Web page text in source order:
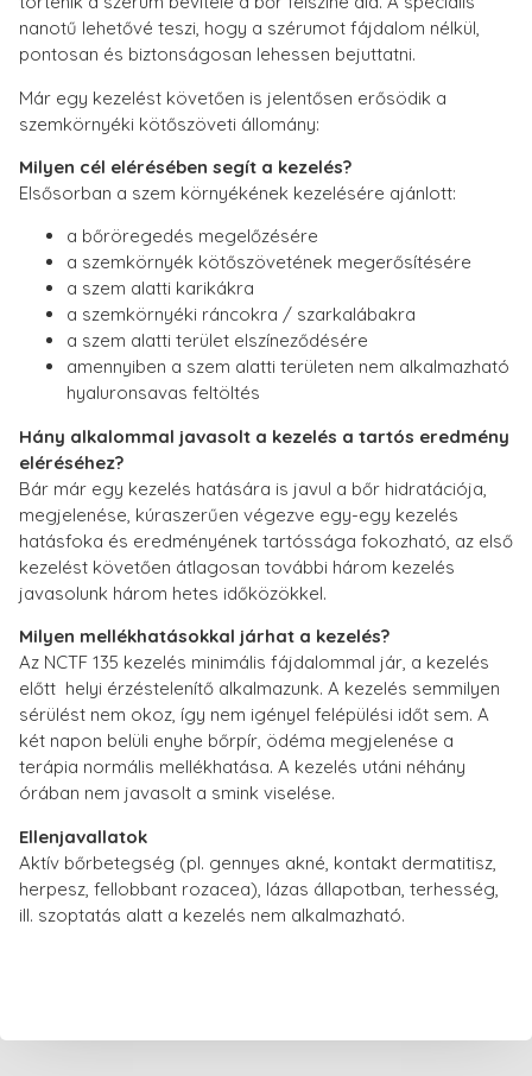
nanotű lehetővé teszi, hogy a szérumot fájdalom nélkül,
pontosan és biztonságosan lehessen bejuttatni.
Már egy kezelést követően is jelentősen erősödik a
szemkörnyéki kötőszöveti állomány:
Milyen cél elérésében segít a kezelés?
Elsősorban a szem környékének kezelésére ajánlott:
a bőröregedés megelőzésére
a szemkörnyék kötőszövetének megerősítésére
a szem alatti karikákra
a szemkörnyéki ráncokra / szarkalábakra
a szem alatti terület elszíneződésére
amennyiben a szem alatti területen nem alkalmazható
hyaluronsavas feltöltés
Hány alkalommal javasolt a kezelés a tartós eredmény
eléréséhez?
Bár már egy kezelés hatására is javul a bőr hidratációja,
megjelenése, kúraszerűen végezve egy-egy kezelés
hatásfoka és eredményének tartóssága fokozható, az első
kezelést követően átlagosan további három kezelés
javasolunk három hetes időközökkel.
Milyen mellékhatásokkal járhat a kezelés?
Az NCTF 135 kezelés minimális fájdalommal jár, a kezelés
előtt helyi érzéstelenítő alkalmazunk. A kezelés semmilyen
sérülést nem okoz, így nem igényel felépülési időt sem. A
két napon belüli enyhe bőrpír, ödéma megjelenése a
terápia normális mellékhatása. A kezelés utáni néhány
órában nem javasolt a smink viselése.
Ellenjavallatok
Aktív bőrbetegség (pl. gennyes akné, kontakt dermatitisz,
herpesz, fellobbant rozacea), lázas állapotban, terhesség,
ill. szoptatás alatt a kezelés nem alkalmazható.